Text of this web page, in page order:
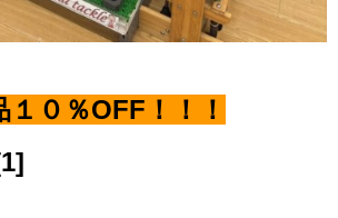
０％OFF！！！